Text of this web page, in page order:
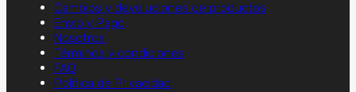
Cambios y devoluciones de productos
Envio y Pago
Nosotros
Términos y condiciones
FAQ
Política de Privacidad